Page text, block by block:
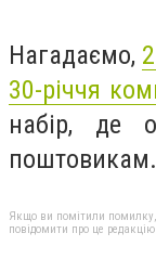
Нагадаємо,
30-річчя
набір, де
поштовикам.
Якщо ви помітили помилку,
повідомити про це редакцію